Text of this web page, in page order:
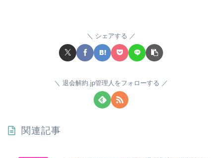
シェアする
退会解約.jp管理人をフォローする
関連記事